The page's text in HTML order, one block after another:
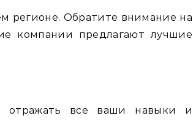
регионе. Обратите внимание на
компании предлагают лучшие
все ваши навыки и